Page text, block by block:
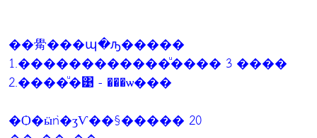
��觷���պ�ԡ�����
1.������������ͧ���� 3 ����
2.����ͧ�͹ - ���ѡ���
�Ѻ�ӹǹ�ӡѴ��§����� 20